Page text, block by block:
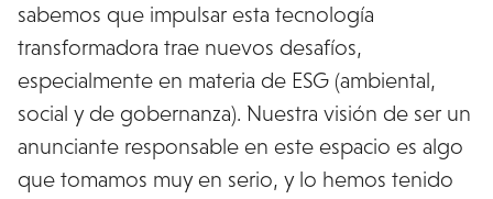
sabemos que impulsar esta tecnología
transformadora trae nuevos desafíos,
especialmente en materia de ESG (ambiental,
social y de gobernanza). Nuestra visión de ser un
anunciante responsable en este espacio es algo
que tomamos muy en serio, y lo hemos tenido